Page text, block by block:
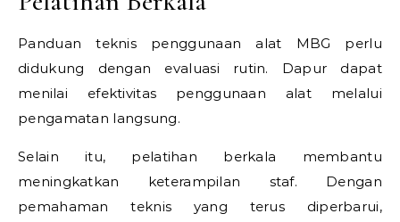
Panduan teknis penggunaan alat MBG perlu
didukung dengan evaluasi rutin. Dapur dapat
menilai efektivitas penggunaan alat melalui
pengamatan langsung.
Selain itu, pelatihan berkala membantu
meningkatkan keterampilan staf. Dengan
pemahaman teknis yang terus diperbarui,